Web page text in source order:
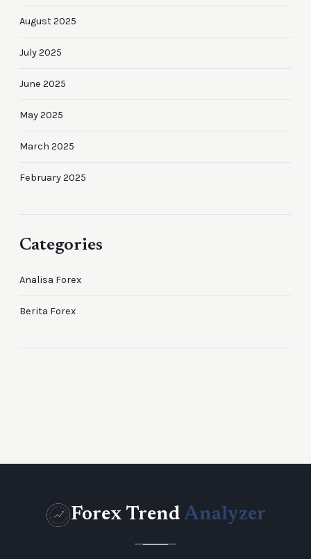
August 2025
July 2025
June 2025
May 2025
March 2025
February 2025
Categories
Analisa Forex
Berita Forex
Forex Trend Analyzer